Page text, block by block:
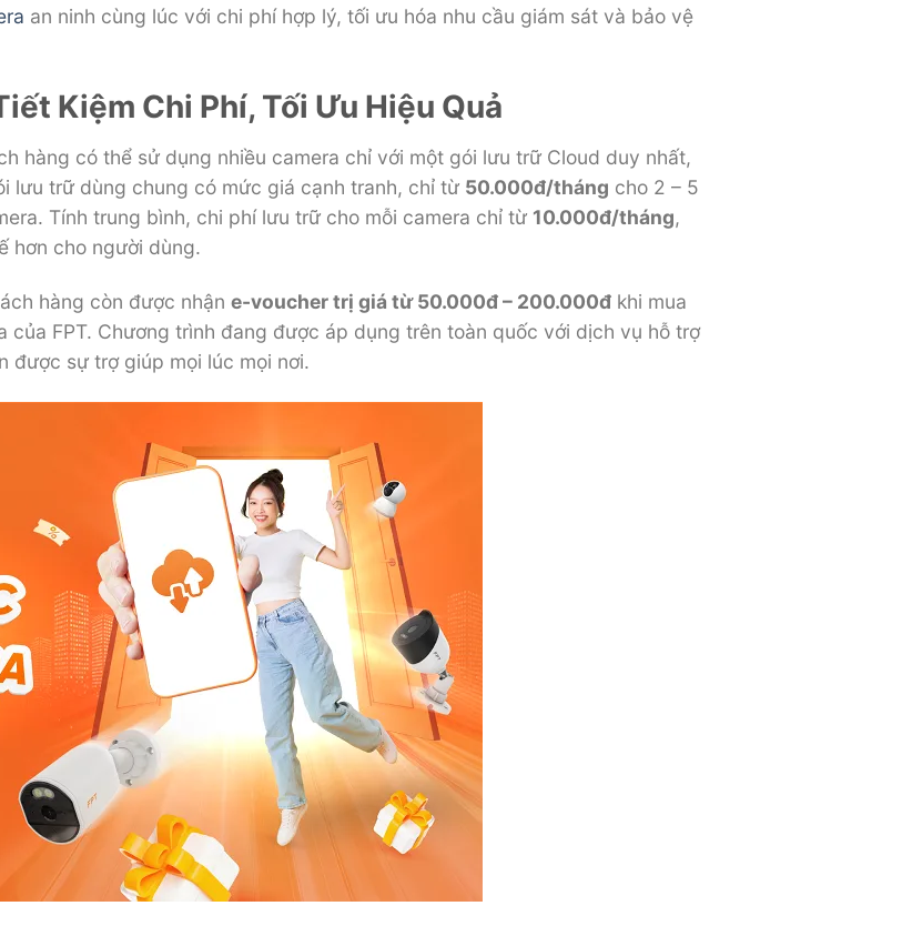
an ninh cùng lúc với chi phí hợp lý, tối ưu hóa nhu cầu giám sát và bảo vệ
Kiệm Chi Phí, Tối Ưu Hiệu Quả
hàng có thể sử dụng nhiều camera chỉ với một gói lưu trữ Cloud duy nhất,
lưu trữ dùng chung có mức giá cạnh tranh, chỉ từ 50.000đ/tháng cho 2 – 5
Tính trung bình, chi phí lưu trữ cho mỗi camera chỉ từ 10.000đ/tháng,
hơn cho người dùng.
hàng còn được nhậne-voucher trị giá từ 50.000đ – 200.000đ khi mua
FPT. Chương trình đang được áp dụng trên toàn quốc với dịch vụ hỗ trợ
được sự trợ giúp mọi lúc mọi nơi.